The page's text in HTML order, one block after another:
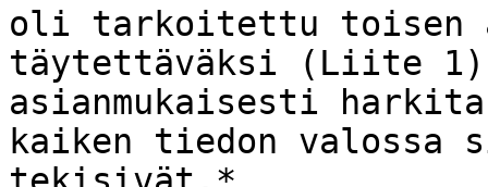
oli tarkoitettu toisen
täytettäväksi (Liite
asianmukaisesti
kaiken tiedon valossa